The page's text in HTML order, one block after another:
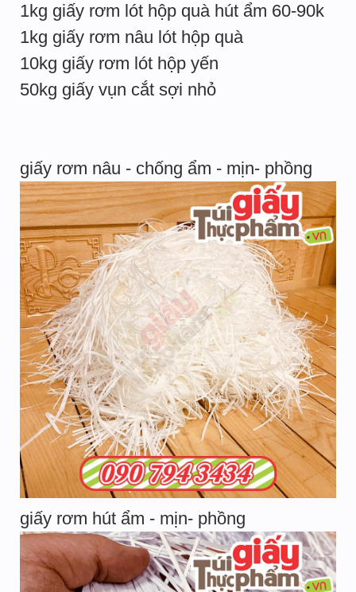
1kg giấy rơm lót hộp quà hút ẩm 60-90k
1kg giấy rơm nâu lót hộp quà
10kg giấy rơm lót hộp yến
50kg giấy vụn cắt sợi nhỏ
giấy rơm nâu - chống ẩm - mịn- phồng
giấy rơm hút ẩm - mịn- phồng